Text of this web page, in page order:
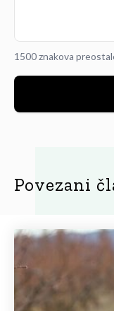
1500 znakova
Povezani